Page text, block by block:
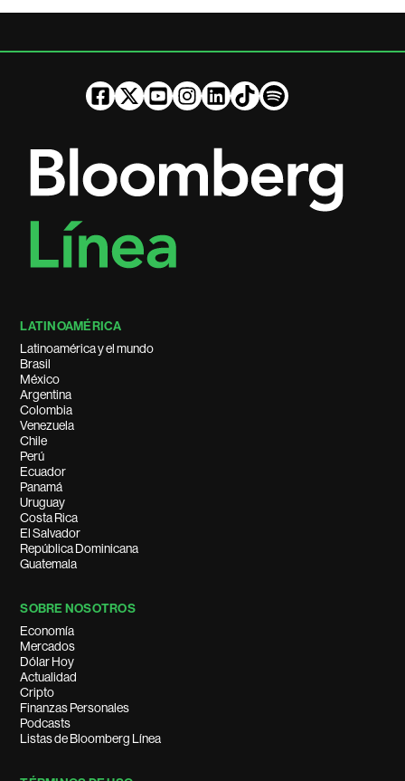
LATINOAMÉRICA
Latinoamérica y el mundo
Brasil
México
Argentina
Colombia
Venezuela
Chile
Perú
Ecuador
Panamá
Uruguay
Costa Rica
El Salvador
República Dominicana
Guatemala
SOBRE NOSOTROS
Economía
Mercados
Dólar Hoy
Actualidad
Cripto
Finanzas Personales
Podcasts
Listas de Bloomberg Línea